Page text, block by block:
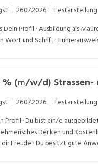
26.07.2026 Festanstellung
Dein Profil · Ausbildung als
Wort und Schrift ·
% (m/w/d) Strassen-
26.07.2026 Festanstellung
Profil · Du bist ein/e
Denken und
Freude · Du besitzt gute